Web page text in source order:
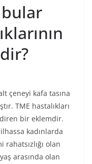
çeneyi kafa tasına
TME hastalıkları
bir eklemdir.
kadınlarda
rahatsızlığı olan
arasında olan